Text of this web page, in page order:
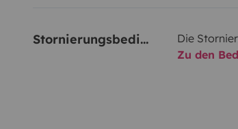
Stornierungsbedingungen
Die
Zu den